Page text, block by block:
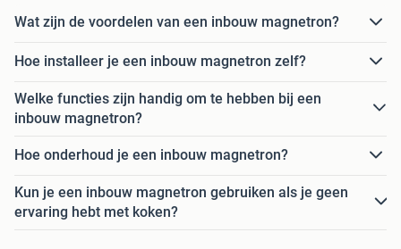
Wat zijn de voordelen van een inbouw magnetron?
Hoe installeer je een inbouw magnetron zelf?
Welke functies zijn handig om te hebben bij een
inbouw magnetron?
Hoe onderhoud je een inbouw magnetron?
Kun je een inbouw magnetron gebruiken als je geen
ervaring hebt met koken?